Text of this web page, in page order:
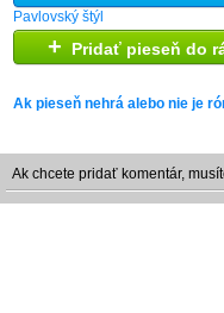
Pavlovský štýl
+ Pridať pieseň do
Ak pieseň nehrá alebo nie je
Ak chcete pridať komentár,